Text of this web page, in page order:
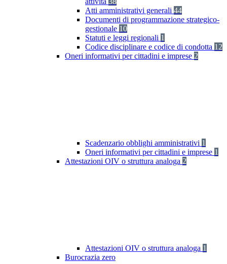
Atti amministrativi generali 44
Documenti di programmazione strategico-
gestionale 10
Statuti e leggi regionali 1
Codice disciplinare e codice di condotta 12
Oneri informativi per cittadini e imprese 2
Scadenzario obblighi amministrativi 1
Oneri informativi per cittadini e imprese 1
Attestazioni OIV o struttura analoga 2
Attestazioni OIV o struttura analoga 1
Burocrazia zero